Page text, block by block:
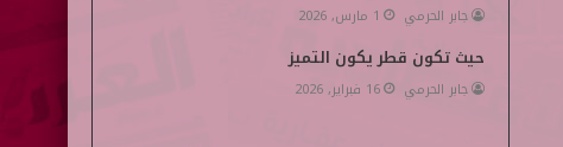
جابر الحرمي 1 مارس, 2026
حيث تكون قطر يكون التميز
جابر الحرمي 16 فبراير, 2026